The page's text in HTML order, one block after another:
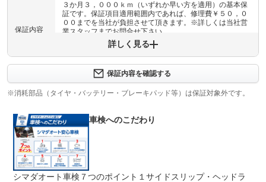
保証内容
３か月３，０００ｋｍ（いずれか早い方を適用）の基本保
証です。保証項目適用範囲内であれば、修理費￥５０，０
００までを当社が負担させて頂きます。※詳しくは当社営
業スタッフまでお問合せ下さい。
・エンジン機構・動力伝達機構・アクスル機構・サスペン
ション・ステアリング機構・浄化機構排出ガス・圧縮天然
ガス機構・その他（シートベルト／ＳＲＳエアバッグ等）
修理回数 -
上限金額
保証項目適用範囲内であれば、修理金額￥５０，０００ま
でを当社が負担させて頂きます。より手厚い保証をご希望
のお客様は、当社の【ロングラン保証】もしくは【グー保
証】のご利用をおススメ致します。
詳しく見る
保証内容を確認する
※消耗部品（タイヤ・バッテリー・ブレーキパッド等）は保証対象外です。
車検へのこだわり
シマダオート車検７つのポイント１サイドスリップ・ヘッドラ